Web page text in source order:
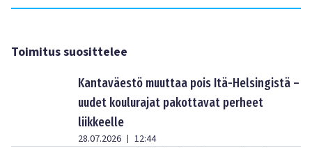
Toimitus suosittelee
Kantaväestö muuttaa pois Itä-Helsingistä –
uudet koulurajat pakottavat perheet
liikkeelle
28.07.2026 | 12:44